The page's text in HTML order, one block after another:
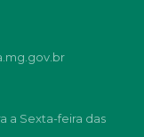
a Sexta-feira das